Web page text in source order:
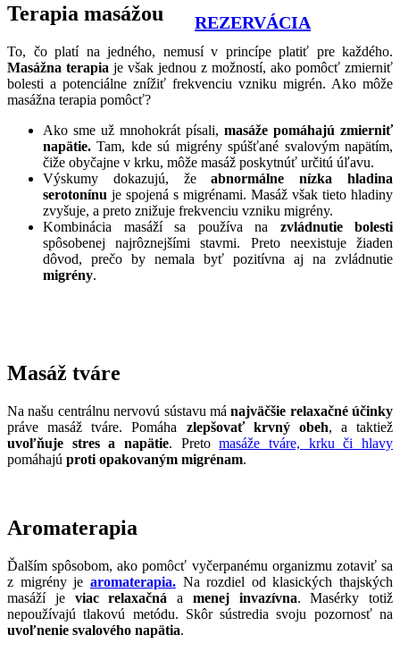
REZERVÁCIA
Terapia masážou
To, čo platí na jedného, nemusí v princípe platiť pre každého.
Masážna terapia je však jednou z možností, ako pomôcť zmierniť
bolesti a potenciálne znížiť frekvenciu vzniku migrén. Ako môže
masážna terapia pomôcť?
Ako sme už mnohokrát písali, masáže pomáhajú zmierniť
napätie. Tam, kde sú migrény spúšťané svalovým napätím,
čiže obyčajne v krku, môže masáž poskytnúť určitú úľavu.
Výskumy dokazujú, žeabnormálne nízka hladina
serotonínu je spojená s migrénami. Masáž však tieto hladiny
zvyšuje, a preto znižuje frekvenciu vzniku migrény.
Kombinácia masáží sa používa na zvládnutie bolesti
spôsobenej najrôznejšími stavmi. Preto neexistuje žiaden
dôvod, prečo by nemala byť pozitívna aj na zvládnutie
migrény.
Masáž tváre
Na našu centrálnu nervovú sústavu mánajväčšie relaxačné účinky
práve masáž tváre. Pomáha zlepšovať krvný obeh, a taktiež
uvoľňuje stres a napätie. Pretomasáže tváre, krku či hlavy
pomáhajú proti opakovaným migrénam.
Aromaterapia
Ďalším spôsobom, ako pomôcť vyčerpanému organizmu zotaviť sa
z migrény je aromaterapia.Na rozdiel od klasických thajských
masáží je viac relaxačná a menej invazívna. Masérky totiž
nepoužívajú tlakovú metódu. Skôr sústredia svoju pozornosť na
uvoľnenie svalového napätia.